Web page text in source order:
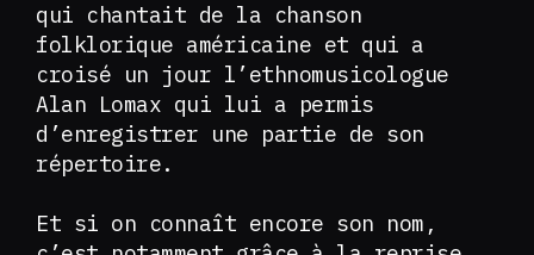
qui chantait de la chanson
folklorique américaine et qui a
croisé un jour l’ethnomusicologue
Alan Lomax qui lui a permis
d’enregistrer une partie de son
répertoire.
Et si on connaît encore son nom,